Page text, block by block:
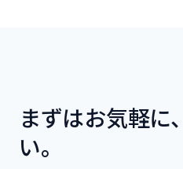
まずはお気軽に
い。